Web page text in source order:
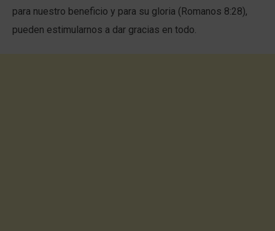
para nuestro beneficio y para su gloria (Romanos 8:28),
pueden estimularnos a dar gracias en todo.